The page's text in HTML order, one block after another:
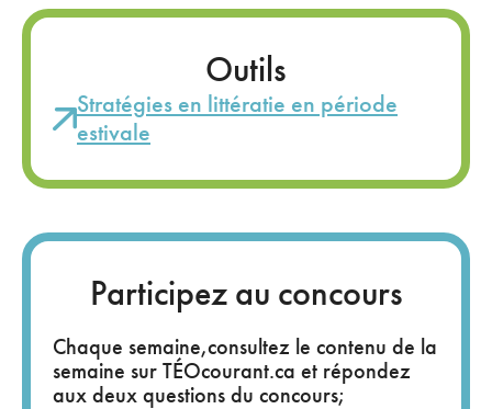
Outils
Stratégies en littératie en période
estivale
Participez au concours
Chaque semaine,consultez le contenu de la
semaine sur TÉOcourant.ca et répondez
aux deux questions du concours;